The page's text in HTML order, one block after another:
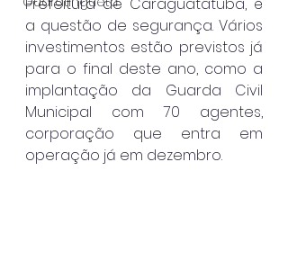
a questão de segurança. Vários
investimentos estão previstos já
para o final deste ano, como a
implantação da Guarda Civil
Municipal com 70 agentes,
corporação que entra em
operação já em dezembro.